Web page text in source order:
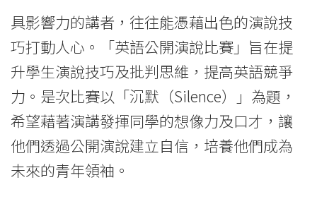
院
消
息
國
際
具影響力的講者，往往能憑藉出色的演說技
巧打動人心。「英語公開演說比賽」旨在提
升學生演說技巧及批判思維，提高英語競爭
力。是次比賽以「沉默（Silence）」為題，
希望藉著演講發揮同學的想像力及口才，讓
他們透過公開演說建立自信，培養他們成為
未來的青年領袖。